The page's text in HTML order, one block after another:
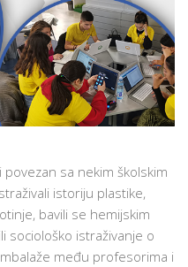
sa nekim školskim
istoriju plastike,
bavili se hemijskim
sociološko istraživanje o
među profesorima i